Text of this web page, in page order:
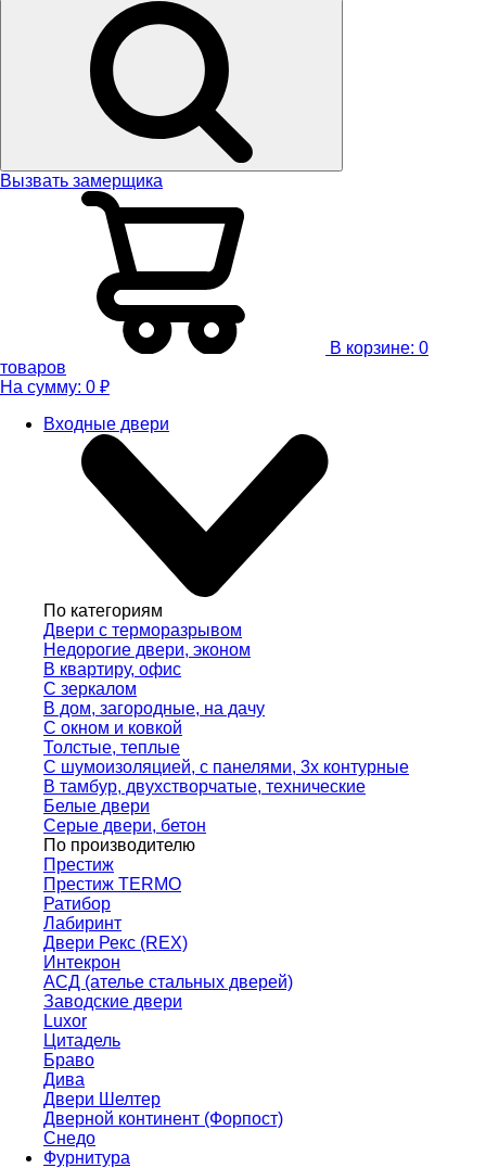
Вызвать замерщика
В корзине: 0
товаров
На сумму: 0 ₽
Входные двери
По категориям
Двери с терморазрывом
Недорогие двери, эконом
В квартиру, офис
С зеркалом
В дом, загородные, на дачу
С окном и ковкой
Толстые, теплые
С шумоизоляцией, с панелями, 3х контурные
В тамбур, двухстворчатые, технические
Белые двери
Серые двери, бетон
По производителю
Престиж
Престиж TERMO
Ратибор
Лабиринт
Двери Рекс (REX)
Интекрон
АСД (ателье стальных дверей)
Заводские двери
Luxor
Цитадель
Браво
Дива
Двери Шелтер
Дверной континент (Форпост)
Снедо
Фурнитура